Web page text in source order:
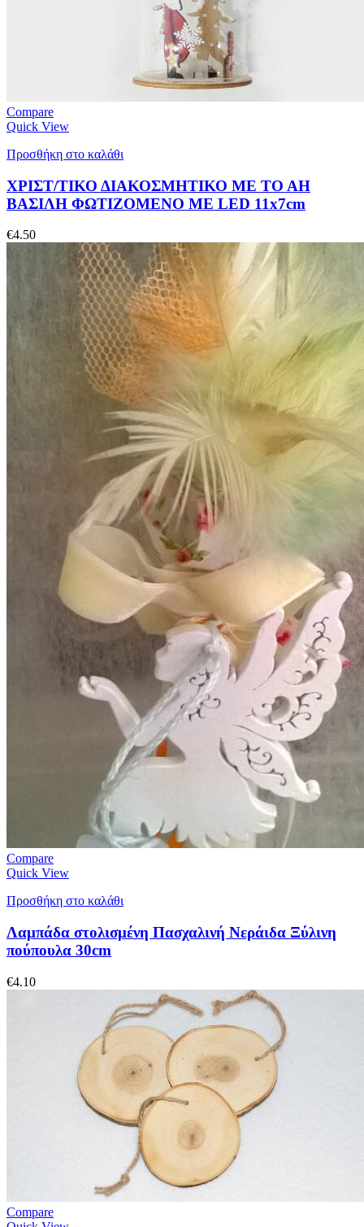
Compare
Quick View
Προσθήκη στο καλάθι
ΧΡΙΣΤ/ΤΙΚΟ ΔΙΑΚΟΣΜΗΤΙΚΟ ΜΕ ΤΟ ΑΗ
ΒΑΣΙΛΗ ΦΩΤΙΖΟΜΕΝΟ ΜΕ LED 11x7cm
€4.50
Compare
Quick View
Προσθήκη στο καλάθι
Λαμπάδα στολισμένη Πασχαλινή Νεράιδα Ξύλινη
πούπουλα 30cm
€4.10
Compare